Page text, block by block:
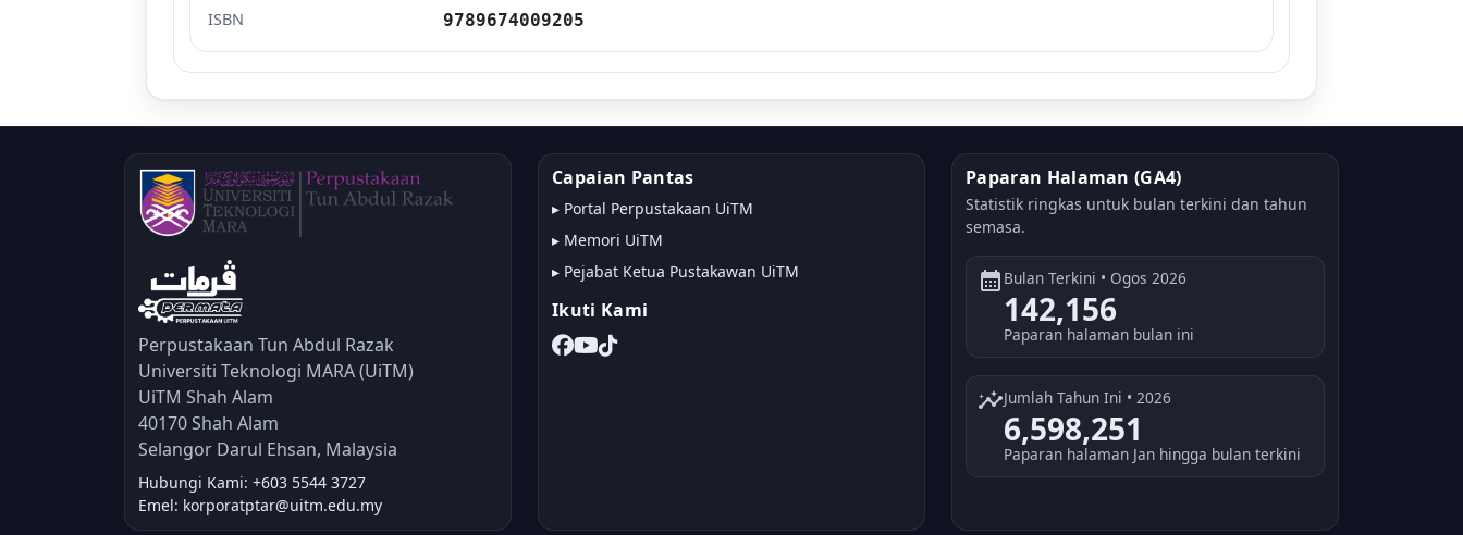
ISBN
9789674009205
Perpustakaan Tun Abdul Razak
Universiti Teknologi MARA (UiTM)
UiTM Shah Alam
40170 Shah Alam
Selangor Darul Ehsan, Malaysia
Hubungi Kami: +603 5544 3727
Emel: korporatptar@uitm.edu.my
Capaian Pantas
▸ Portal Perpustakaan UiTM
▸ Memori UiTM
▸ Pejabat Ketua Pustakawan UiTM
Ikuti Kami
Paparan Halaman (GA4)
Statistik ringkas untuk bulan terkini dan tahun
semasa.
calendar_month Bulan Terkini • Ogos 2026
142,156
Paparan halaman bulan ini
insightsJumlah Tahun Ini • 2026
6,598,251
Paparan halaman Jan hingga bulan terkini